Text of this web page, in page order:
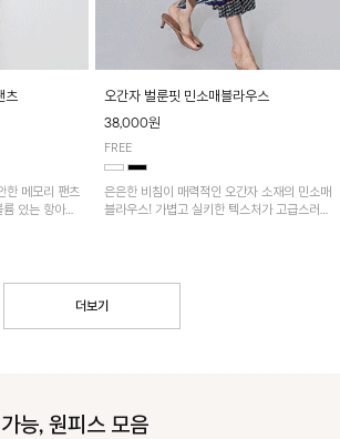
츠
한 메모리 팬츠
있는 항아리
오간자 벌룬핏 민소매블라우스
38,000원
FREE
은은한 비침이 매력적인 오간자 소재의 민소매
블라우스! 가볍고 실키한 텍스처가 고급스러운
더보기
능, 원피스 모음